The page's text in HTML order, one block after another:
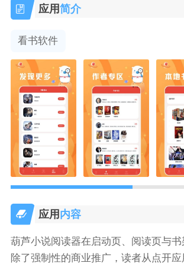
应用简介
看书软件
应用 内容
葫芦小说阅读器在启动页、阅读页与
除了强制性的商业推广，读者从点开